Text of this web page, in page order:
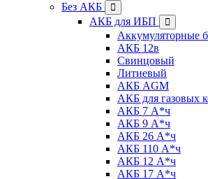
Без АКБ
АКБ для ИБП
Аккумуляторные
АКБ 12в
Свинцовый
Литиевый
АКБ AGM
АКБ для газовых
АКБ 7 А*ч
АКБ 9 А*ч
АКБ 26 А*ч
АКБ 110 А*ч
АКБ 12 А*ч
АКБ 17 А*ч